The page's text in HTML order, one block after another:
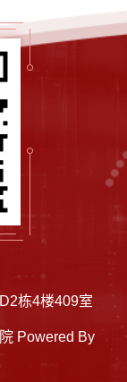
栋4楼409室
Powered By